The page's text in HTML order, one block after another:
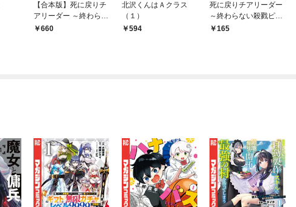
【合本版】死に戻りチ
アリーダー ～終わらな
い殺戮ピエロ～（描き
660
北沢くんはＡクラス
（１）
594
死に戻りチアリーダー
～終わらない殺戮ピエ
ロ～（1）
165